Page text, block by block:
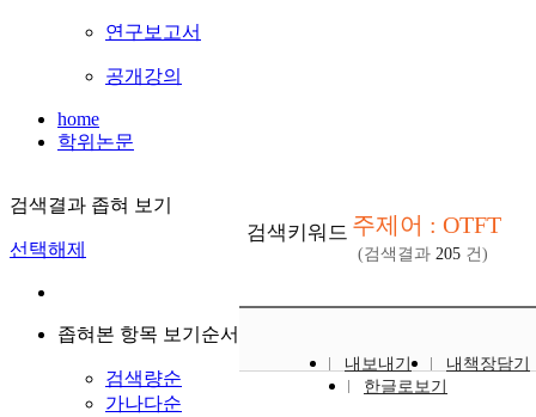
연구보고서
공개강의
home
학위논문
검색결과 좁혀 보기
선택해제
좁혀본 항목 보기순서
검색량순
가나다순
검색키워드 주제어 : OTFT
(검색결과 205 건)
내보내기
내책장담기
한글로보기